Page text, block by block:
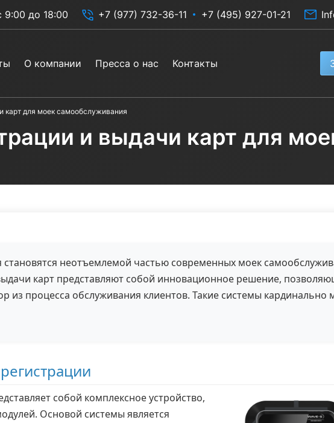
9:00 до 18:00 +7 (977) 732-36-11 +7 (495) 927-01-21
О компании Пресса о нас Контакты
карт для моек самообслуживания
и выдачи карт для
неотъемлемой частью современных моек
карт представляют собой инновационное решение,
из процесса обслуживания клиентов. Такие системы кардинально
собой комплексное устройство,
Основой системы является